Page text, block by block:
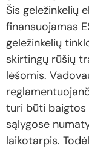
Šis geležinkelių
finansuojamas
geležinkelių
skirtingų rūšių
lėšomis.
turi būti baigtos
sąlygose
laikotarpis.